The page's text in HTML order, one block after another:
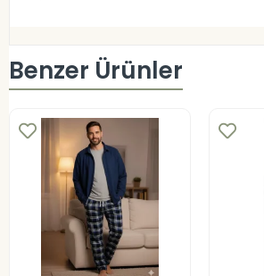
Benzer Ürünler